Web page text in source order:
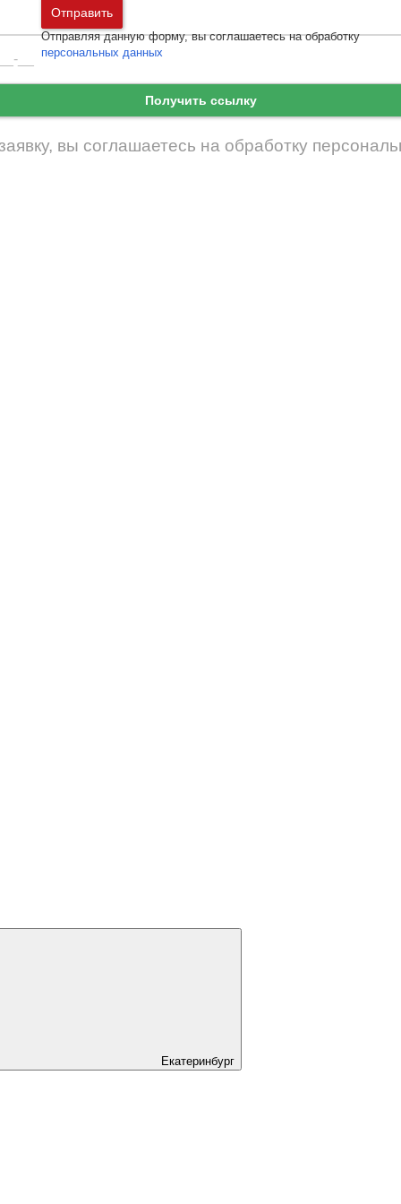
Екатеринбург
Москва
Московская область
Петербург иЛенинградская
Войти Забыли пароль
Ещё нет аккаунта?
Зарегистрироваться
Получить ссылку
вы соглашаетесь на обработку
Отправить
Отправляя данную форму, вы соглашаетесь на обработку
персональных данных